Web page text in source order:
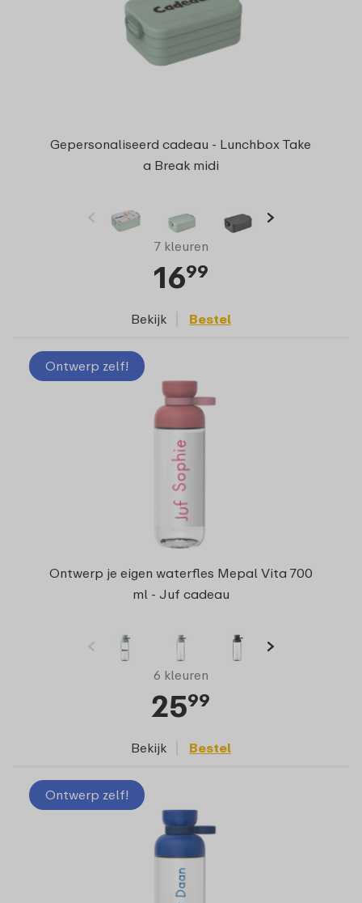
Gepersonaliseerd cadeau - Lunchbox Take
a Break midi
7 kleuren
1699
Bekijk Bestel
Ontwerp zelf!
Ontwerp je eigen waterfles Mepal Vita 700
ml - Juf cadeau
6 kleuren
2599
Bekijk Bestel
Ontwerp zelf!